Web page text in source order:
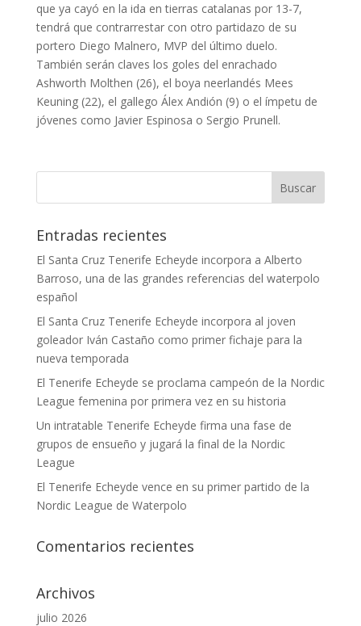
que ya cayó en la ida en tierras catalanas por 13-7,
tendrá que contrarrestar con otro partidazo de su
portero Diego Malnero, MVP del último duelo.
También serán claves los goles del enrachado
Ashworth Molthen (26), el boya neerlandés Mees
Keuning (22), el gallego Álex Andión (9) o el ímpetu de
jóvenes como Javier Espinosa o Sergio Prunell.
Entradas recientes
El Santa Cruz Tenerife Echeyde incorpora a Alberto
Barroso, una de las grandes referencias del waterpolo
español
El Santa Cruz Tenerife Echeyde incorpora al joven
goleador Iván Castaño como primer fichaje para la
nueva temporada
El Tenerife Echeyde se proclama campeón de la Nordic
League femenina por primera vez en su historia
Un intratable Tenerife Echeyde firma una fase de
grupos de ensueño y jugará la final de la Nordic
League
El Tenerife Echeyde vence en su primer partido de la
Nordic League de Waterpolo
Comentarios recientes
Archivos
julio 2026